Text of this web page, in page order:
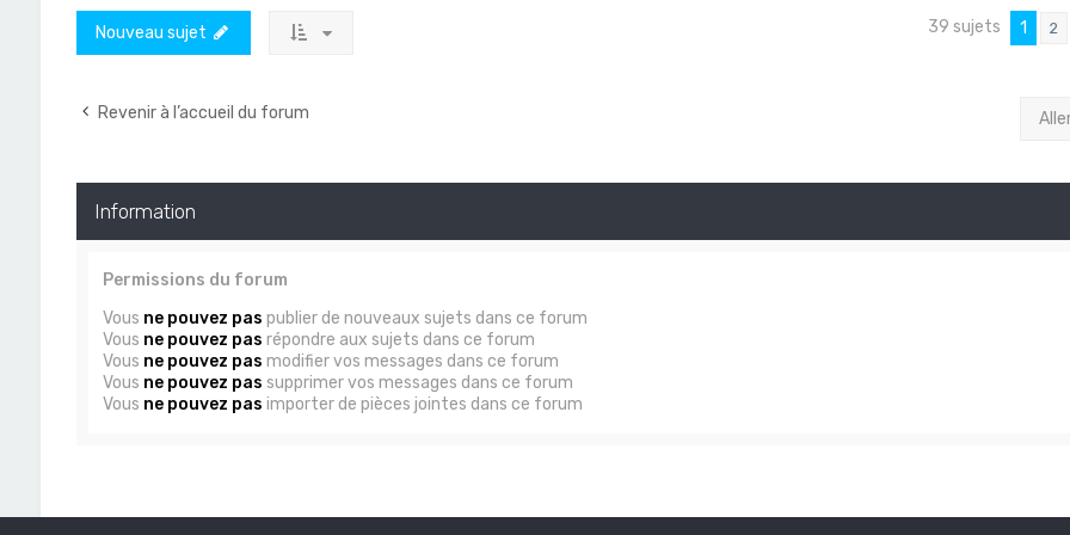
Nouveau sujet 39 sujets 1 2
Revenir à l’accueil du forum
Information
Permissions du forum
Vous ne pouvez pas publier de nouveaux sujets dans ce forum
Vous ne pouvez pas répondre aux sujets dans ce forum
Vous ne pouvez pas modifier vos messages dans ce forum
Vous ne pouvez pas supprimer vos messages dans ce forum
Vous ne pouvez pas importer de pièces jointes dans ce forum